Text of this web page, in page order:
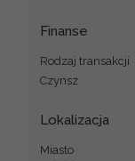
Finanse
Rodzaj transakcji
Czynsz
Lokalizacja
Miasto